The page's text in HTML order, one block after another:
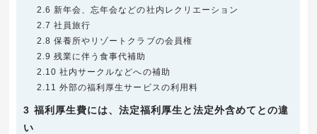
2.6 新年会、忘年会などの社内レクリエーション
2.7 社員旅行
2.8 保養所やリゾートクラブの会員権
2.9 残業に伴う食事代補助
2.10 社内サークルなどへの補助
2.11 外部の福利厚生サービスの利用料
3 福利厚生費には、法定福利厚生と法定外含めてとの違
い